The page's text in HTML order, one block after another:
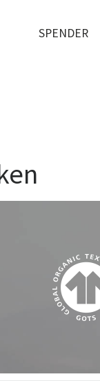
SPENDER